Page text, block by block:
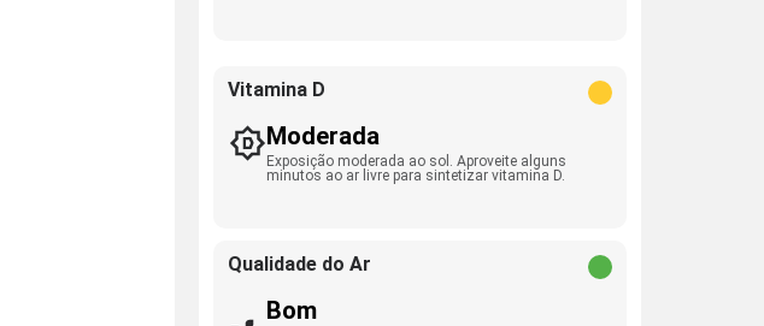
Vitamina D
Moderada
Exposição moderada ao sol. Aproveite alguns
minutos ao ar livre para sintetizar vitamina D.
Qualidade do Ar
Bom